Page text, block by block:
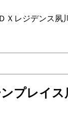
レジデンス夙
プレイス